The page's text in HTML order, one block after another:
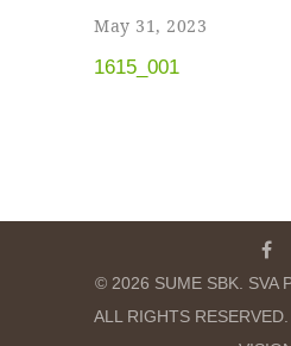
May 31, 2023
1615_001
© 2026 SUME SBK. SVA
ALL RIGHTS